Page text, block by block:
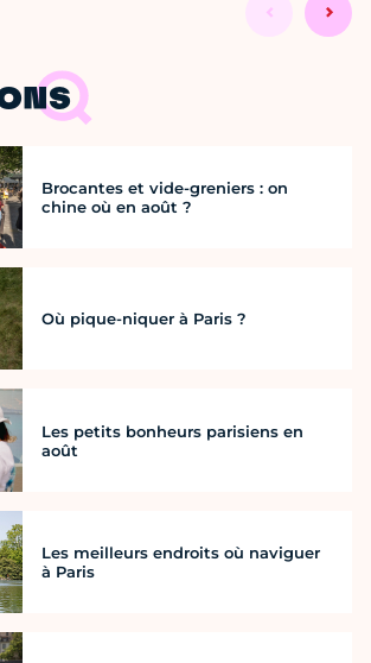
Brocantes et vide-greniers : on
chine où en août ?
Où pique-niquer à Paris ?
Les petits bonheurs parisiens en
août
Les meilleurs endroits où naviguer
à Paris